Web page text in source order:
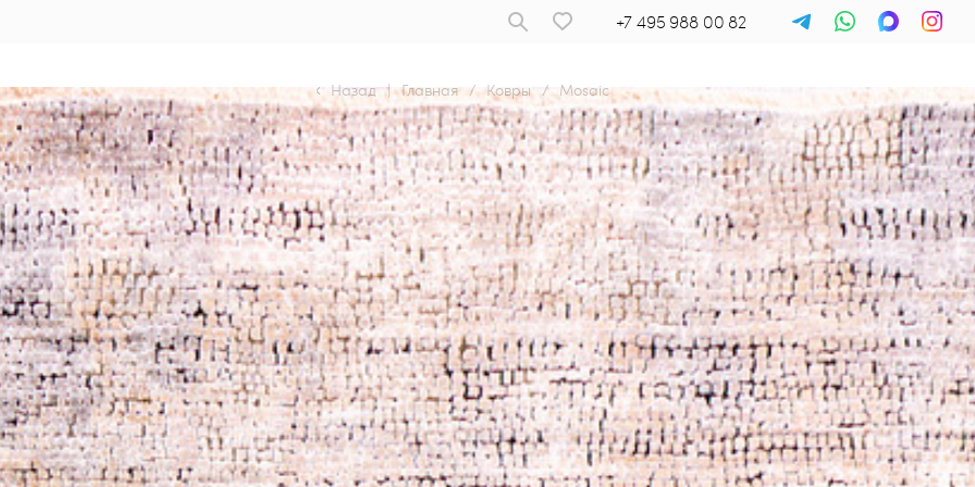
+7 495 988 00 82
Назад | Главная / Ковры / Mosaic